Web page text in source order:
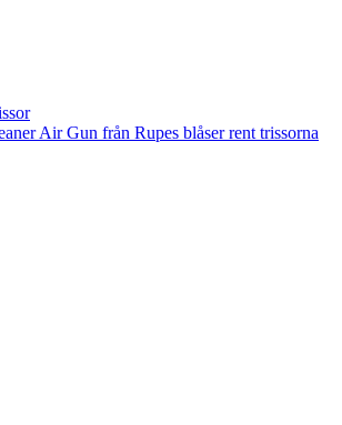
Air Gun från Rupes blåser rent trissorna